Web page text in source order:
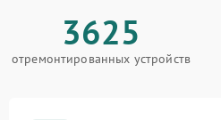
3625
отремонтированных устройств